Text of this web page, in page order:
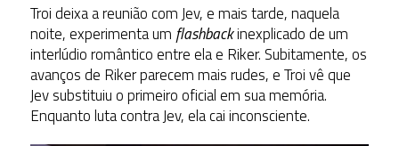
Troi deixa a reunião com Jev, e mais tarde, naquela
noite, experimenta um flashbackinexplicado de um
interlúdio romântico entre ela e Riker. Subitamente, os
avanços de Riker parecem mais rudes, e Troi vê que
Jev substituiu o primeiro oficial em sua memória.
Enquanto luta contra Jev, ela cai inconsciente.